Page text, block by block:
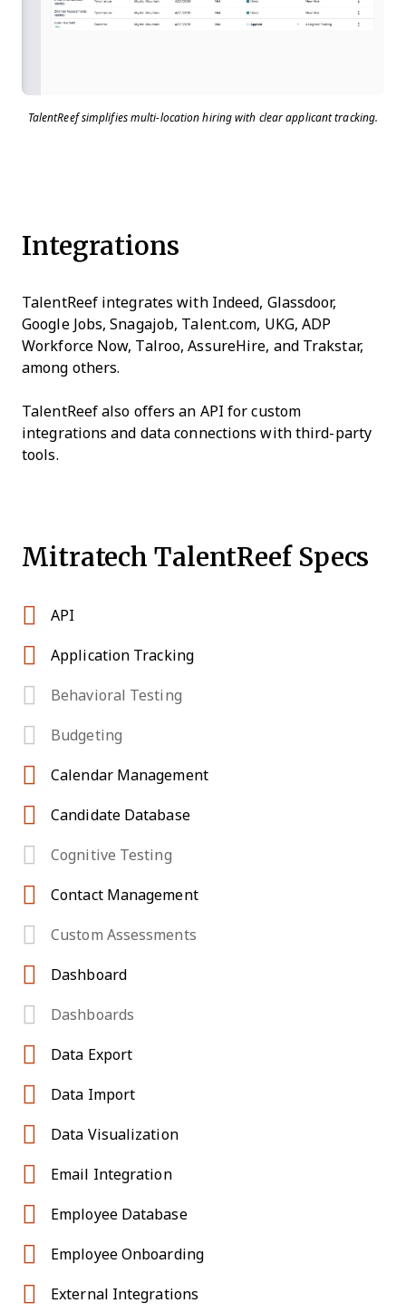
TalentReef simplifies multi-location hiring with clear applicant tracking.
Integrations
TalentReef integrates with Indeed, Glassdoor,
Google Jobs, Snagajob, Talent.com, UKG, ADP
Workforce Now, Talroo, AssureHire, and Trakstar,
among others.
TalentReef also offers an API for custom
integrations and data connections with third-party
tools.
Mitratech TalentReef Specs
API
Application Tracking
Behavioral Testing
Budgeting
Calendar Management
Candidate Database
Cognitive Testing
Contact Management
Custom Assessments
Dashboard
Dashboards
Data Export
Data Import
Data Visualization
Email Integration
Employee Database
Employee Onboarding
External Integrations